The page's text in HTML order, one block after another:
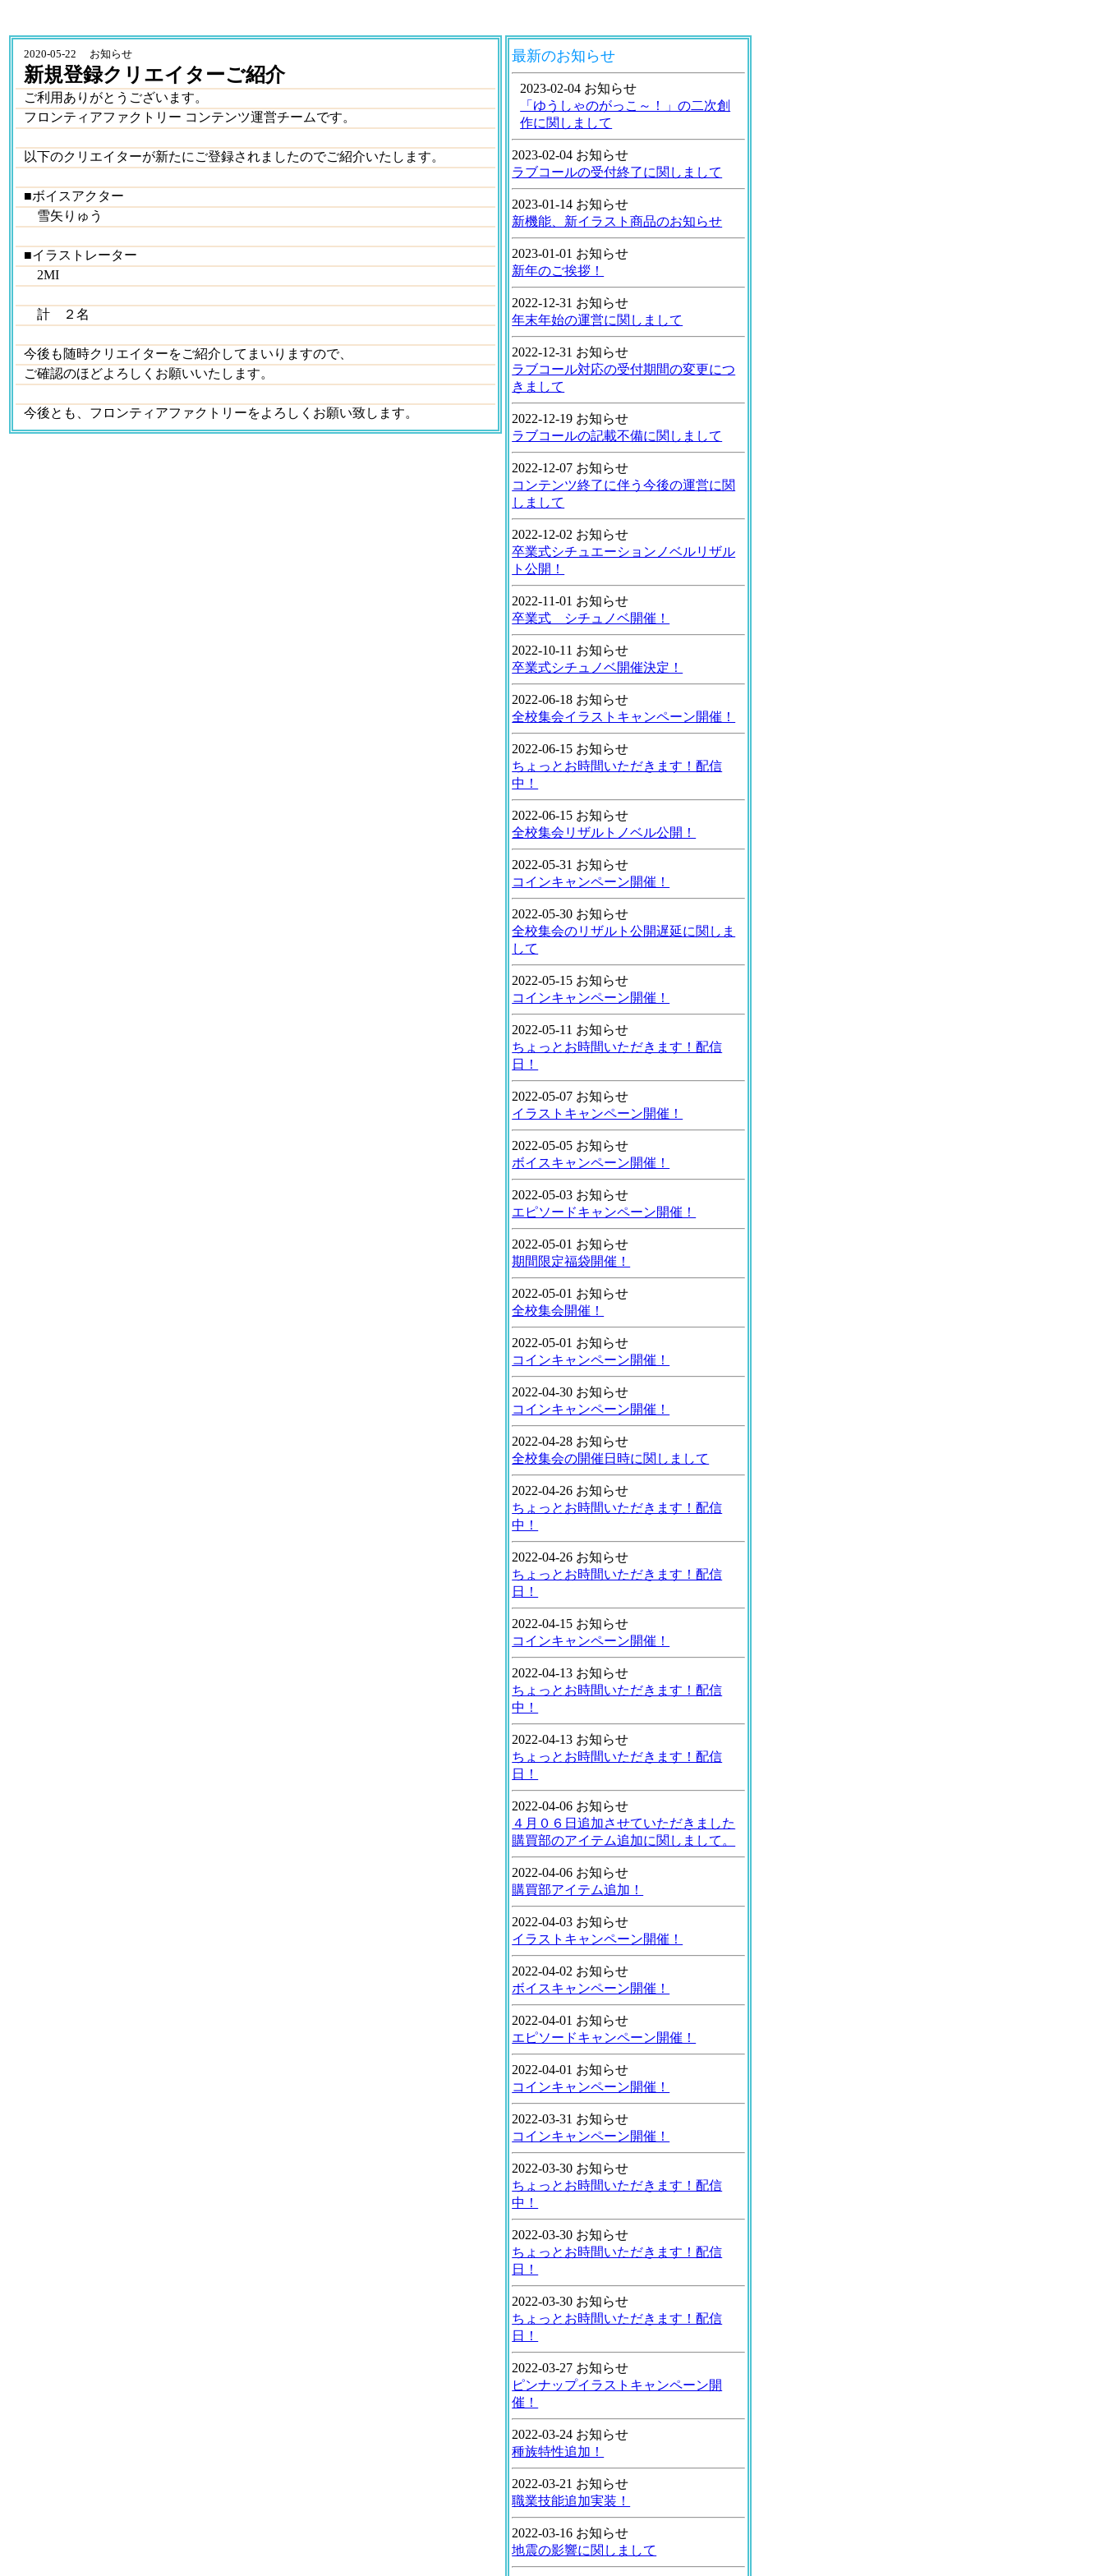
2020-05-22 お知らせ
新規登録クリエイターご紹介
ご利用ありがとうございます。
フロンティアファクトリー コンテンツ運営チームです。
以下のクリエイターが新たにご登録されましたのでご紹介いたします。
■ボイスアクター
雪矢りゅう
■イラストレーター
2MI
計 ２名
今後も随時クリエイターをご紹介してまいりますので、
ご確認のほどよろしくお願いいたします。
今後とも、フロンティアファクトリーをよろしくお願い致します。
最新のお知らせ
2023-02-04 お知らせ
「ゆうしゃのがっこ～！」の二次創
作に関しまして
2023-02-04 お知らせ
ラブコールの受付終了に関しまして
2023-01-14 お知らせ
新機能、新イラスト商品のお知らせ
2023-01-01 お知らせ
新年のご挨拶！
2022-12-31 お知らせ
年末年始の運営に関しまして
2022-12-31 お知らせ
ラブコール対応の受付期間の変更につ
きまして
2022-12-19 お知らせ
ラブコールの記載不備に関しまして
2022-12-07 お知らせ
コンテンツ終了に伴う今後の運営に関
しまして
2022-12-02 お知らせ
卒業式シチュエーションノベルリザル
ト公開！
2022-11-01 お知らせ
卒業式 シチュノベ開催！
2022-10-11 お知らせ
卒業式シチュノベ開催決定！
2022-06-18 お知らせ
全校集会イラストキャンペーン開催！
2022-06-15 お知らせ
ちょっとお時間いただきます！配信
中！
2022-06-15 お知らせ
全校集会リザルトノベル公開！
2022-05-31 お知らせ
コインキャンペーン開催！
2022-05-30 お知らせ
全校集会のリザルト公開遅延に関しま
して
2022-05-15 お知らせ
コインキャンペーン開催！
2022-05-11 お知らせ
ちょっとお時間いただきます！配信
日！
2022-05-07 お知らせ
イラストキャンペーン開催！
2022-05-05 お知らせ
ボイスキャンペーン開催！
2022-05-03 お知らせ
エピソードキャンペーン開催！
2022-05-01 お知らせ
期間限定福袋開催！
2022-05-01 お知らせ
全校集会開催！
2022-05-01 お知らせ
コインキャンペーン開催！
2022-04-30 お知らせ
コインキャンペーン開催！
2022-04-28 お知らせ
全校集会の開催日時に関しまして
2022-04-26 お知らせ
ちょっとお時間いただきます！配信
中！
2022-04-26 お知らせ
ちょっとお時間いただきます！配信
日！
2022-04-15 お知らせ
コインキャンペーン開催！
2022-04-13 お知らせ
ちょっとお時間いただきます！配信
中！
2022-04-13 お知らせ
ちょっとお時間いただきます！配信
日！
2022-04-06 お知らせ
４月０６日追加させていただきました
購買部のアイテム追加に関しまして。
2022-04-06 お知らせ
購買部アイテム追加！
2022-04-03 お知らせ
イラストキャンペーン開催！
2022-04-02 お知らせ
ボイスキャンペーン開催！
2022-04-01 お知らせ
エピソードキャンペーン開催！
2022-04-01 お知らせ
コインキャンペーン開催！
2022-03-31 お知らせ
コインキャンペーン開催！
2022-03-30 お知らせ
ちょっとお時間いただきます！配信
中！
2022-03-30 お知らせ
ちょっとお時間いただきます！配信
日！
2022-03-30 お知らせ
ちょっとお時間いただきます！配信
日！
2022-03-27 お知らせ
ピンナップイラストキャンペーン開
催！
2022-03-24 お知らせ
種族特性追加！
2022-03-21 お知らせ
職業技能追加実装！
2022-03-16 お知らせ
地震の影響に関しまして